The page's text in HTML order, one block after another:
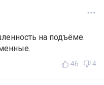
на подъёме.
46 4